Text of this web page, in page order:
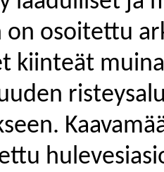
on osoitettu
kiinteät